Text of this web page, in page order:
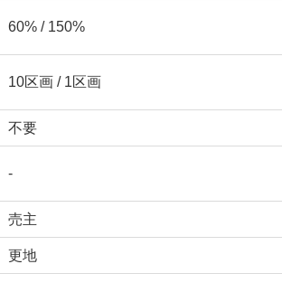
60% / 150%
10区画 / 1区画
不要
-
売主
更地